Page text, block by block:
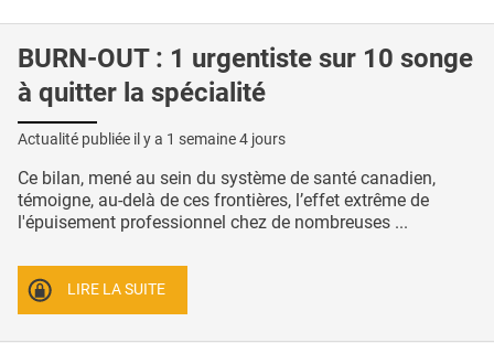
BURN-OUT : 1 urgentiste sur 10 songe
à quitter la spécialité
Actualité publiée il y a 1 semaine 4 jours
Ce bilan, mené au sein du système de santé canadien,
témoigne, au-delà de ces frontières, l’effet extrême de
l'épuisement professionnel chez de nombreuses ...
LIRE LA SUITE